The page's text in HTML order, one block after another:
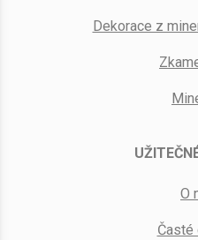
Dekorace z
O
Časté